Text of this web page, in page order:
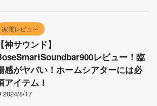
家電レビュー
【神サウンド】
レビュー！臨
感がヤバい！ホームシアターには必
アイテム！
2024/8/17